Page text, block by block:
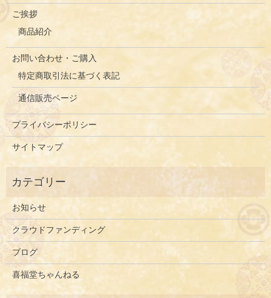
ご挨拶
商品紹介
お問い合わせ・ご購入
特定商取引法に基づく表記
通信販売ページ
プライバシーポリシー
サイトマップ
お知らせ
クラウドファンディング
ブログ
喜福堂ちゃんねる